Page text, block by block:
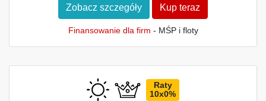
Zobacz szczegóły Kup teraz
Finansowanie dla firm - MŚP i floty
Raty
10x0%